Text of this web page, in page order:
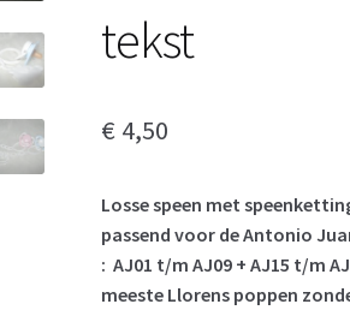
tekst
€ 4,50
Losse speen met
passend voor de Antonio
: AJ01 t/m AJ09 + AJ15 t/m
meeste Llorens poppen